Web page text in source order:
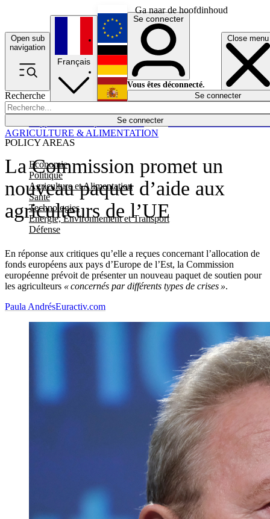
Ga naar de hoofdinhoud
Open sub
navigation
Close menu
Recherche
Se connecter
POLICY AREAS
Economie
Politique
Agriculture et Alimentation
Santé
Technologies
Energie, Environnement et Transport
Défense
Économie
Français
English
Deutsch
Español
Se connecter
Vous êtes déconnecté.
Se connecter
La Commission promet un
nouveau paquet d’aide aux
agriculteurs de l’UE
En réponse aux critiques qu’elle a reçues concernant l’allocation de
fonds européens aux pays d’Europe de l’Est, la Commission
européenne prévoit de présenter un nouveau paquet de soutien pour
les agriculteurs « concernés par différents types de crises ».
AGRICULTURE & ALIMENTATION
Paula AndrésEuractiv.com